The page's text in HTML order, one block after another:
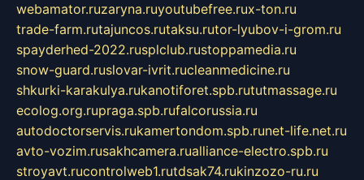
webamator.ruzaryna.ruyoutubefree.rux-ton.ru
trade-farm.rutajuncos.rutaksu.rutor-lyubov-i-grom.ru
spayderhed-2022.rusplclub.rustoppamedia.ru
snow-guard.ruslovar-ivrit.rucleanmedicine.ru
shkurki-karakulya.rukanotiforet.spb.rututmassage.ru
ecolog.org.rupraga.spb.rufalcorussia.ru
autodoctorservis.rukamertondom.spb.runet-life.net.ru
avto-vozim.rusakhcamera.rualliance-electro.spb.ru
stroyavt.rucontrolweb1.rutdsak74.rukinzozo-ru.ru